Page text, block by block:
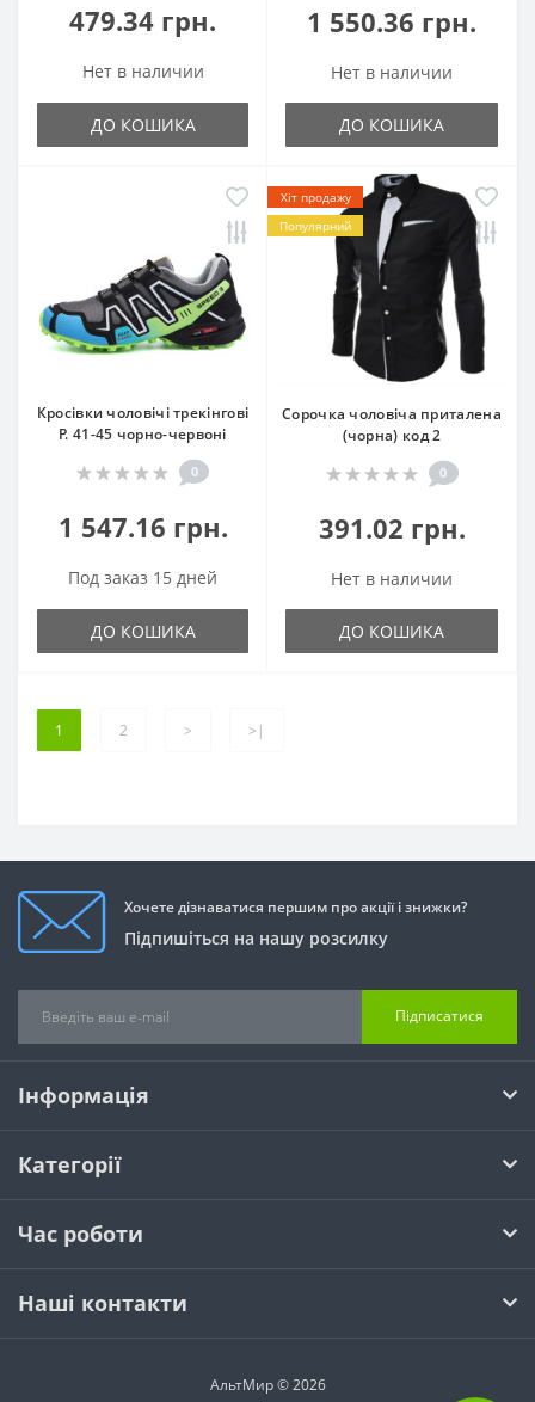
479.34 грн.
Нет в наличии
ДО КОШИКА
1 550.36 грн.
Нет в наличии
ДО КОШИКА
Кросівки чоловічі трекінгові
Р. 41-45 чорно-червоні
0
1 547.16 грн.
Под заказ 15 дней
ДО КОШИКА
Хіт продажу
Популярний
Сорочка чоловіча приталена
(чорна) код 2
0
391.02 грн.
Нет в наличии
ДО КОШИКА
1 2 > >|
Хочете дізнаватися першим про акції і знижки?
Підпишіться на нашу розсилку
Підписатися
Інформація
Категорії
Час роботи
Наші контакти
АльтМир © 2026